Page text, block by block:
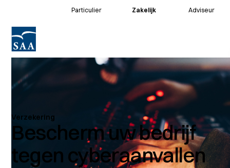
Particulier Zakelijk Adviseur
Voor adviseurs
Verzekering
Bescherm uw bedrijf
tegen cyberaanvallen